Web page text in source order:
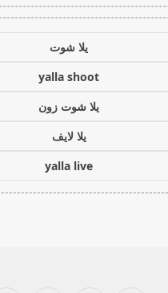
يلا شوت
yalla shoot
يلا شوت زون
يلا لايف
yalla live